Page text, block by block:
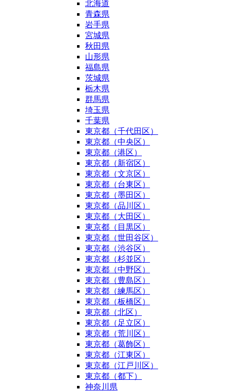
北海道
青森県
岩手県
宮城県
秋田県
山形県
福島県
茨城県
栃木県
群馬県
埼玉県
千葉県
東京都（千代田区）
東京都（中央区）
東京都（港区）
東京都（新宿区）
東京都（文京区）
東京都（台東区）
東京都（墨田区）
東京都（品川区）
東京都（大田区）
東京都（目黒区）
東京都（世田谷区）
東京都（渋谷区）
東京都（杉並区）
東京都（中野区）
東京都（豊島区）
東京都（練馬区）
東京都（板橋区）
東京都（北区）
東京都（足立区）
東京都（荒川区）
東京都（葛飾区）
東京都（江東区）
東京都（江戸川区）
東京都（都下）
神奈川県